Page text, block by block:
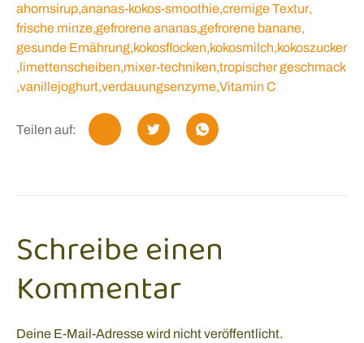
ahornsirup,ananas-kokos-smoothie,cremige Textur,
frische minze,gefrorene ananas,gefrorene banane,
gesunde Ernährung,kokosflocken,kokosmilch,kokoszucker
,limettenscheiben,mixer-techniken,tropischer geschmack
,vanillejoghurt,verdauungsenzyme,Vitamin C
Teilen auf:
Schreibe einen
Kommentar
Deine E-Mail-Adresse wird nicht veröffentlicht.